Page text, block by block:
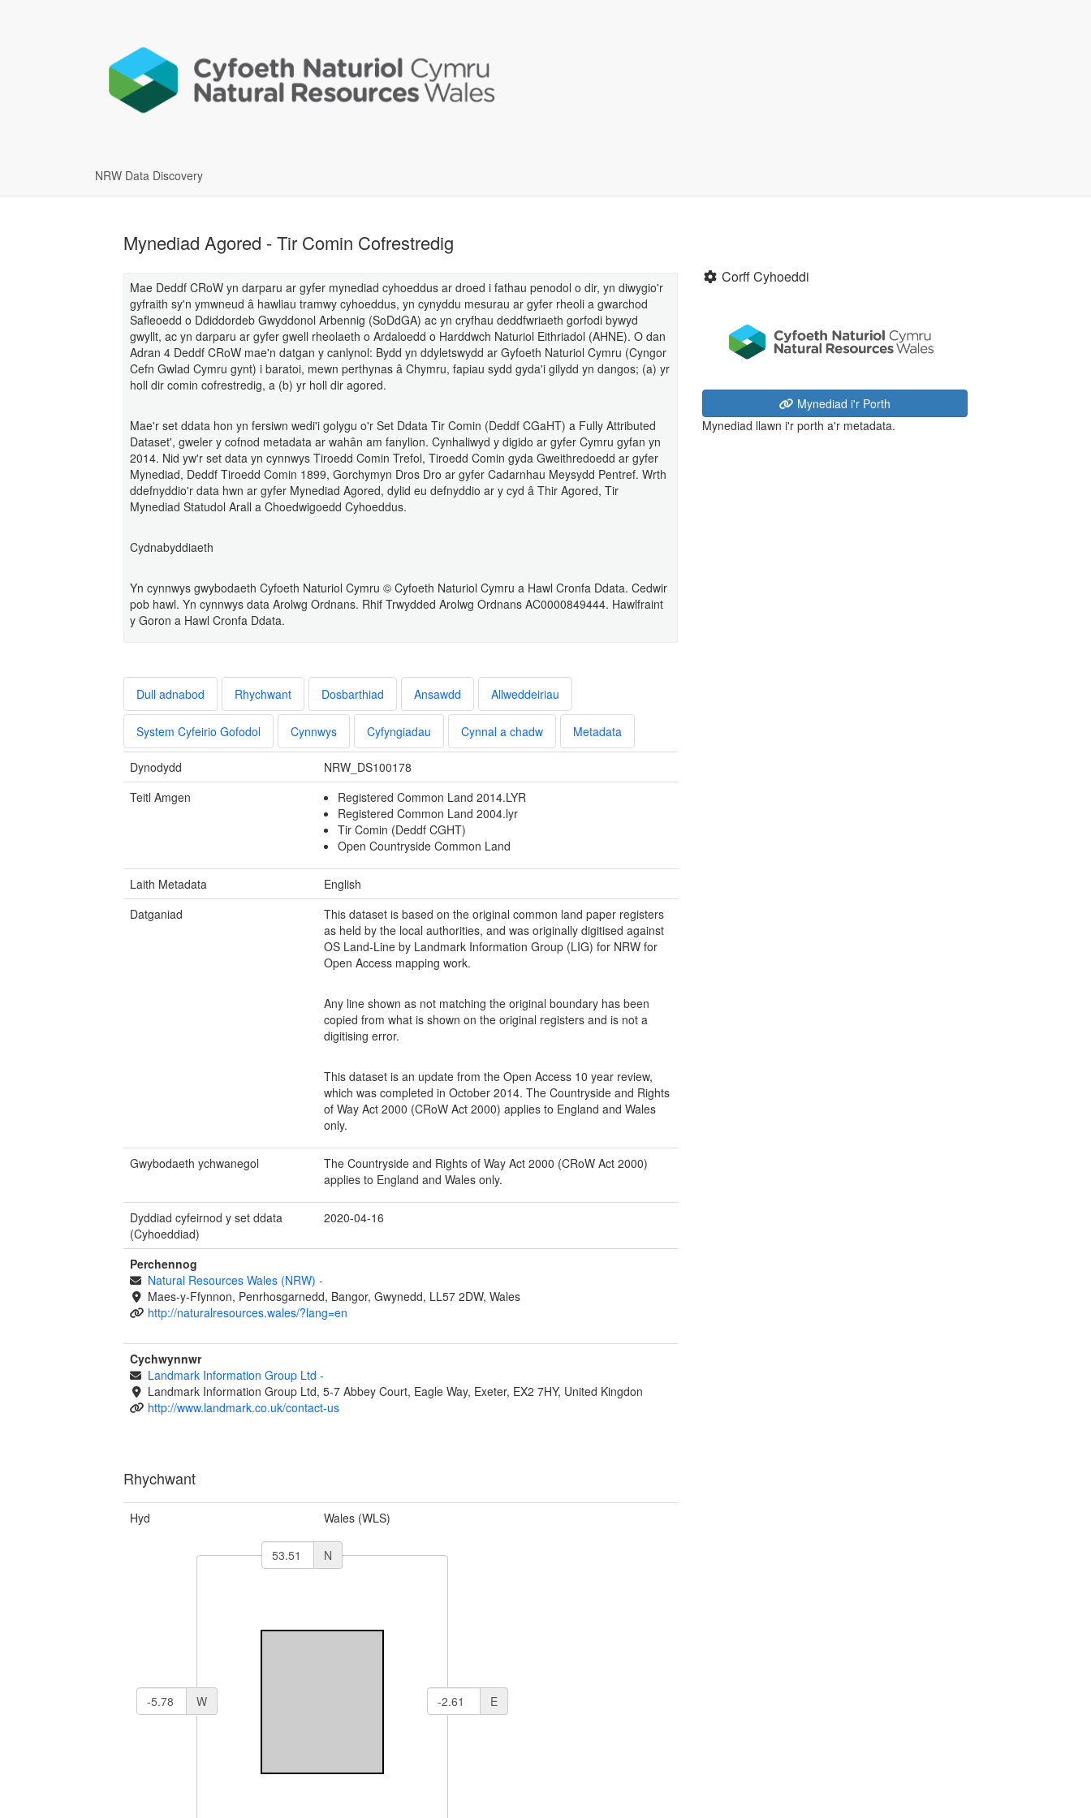
NRW Data Discovery
Mynediad Agored - Tir Comin Cofrestredig
Mae Deddf CRoW yn darparu ar gyfer mynediad cyhoeddus ar droed i fathau penodol o dir, yn diwygio'r
gyfraith sy'n ymwneud â hawliau tramwy cyhoeddus, yn cynyddu mesurau ar gyfer rheoli a gwarchod
Safleoedd o Ddiddordeb Gwyddonol Arbennig (SoDdGA) ac yn cryfhau deddfwriaeth gorfodi bywyd
gwyllt, ac yn darparu ar gyfer gwell rheolaeth o Ardaloedd o Harddwch Naturiol Eithriadol (AHNE). O dan
Adran 4 Deddf CRoW mae'n datgan y canlynol: Bydd yn ddyletswydd ar Gyfoeth Naturiol Cymru (Cyngor
Cefn Gwlad Cymru gynt) i baratoi, mewn perthynas â Chymru, fapiau sydd gyda'i gilydd yn dangos; (a) yr
holl dir comin cofrestredig, a (b) yr holl dir agored.
Mae'r set ddata hon yn fersiwn wedi'i golygu o'r Set Ddata Tir Comin (Deddf CGaHT) a Fully Attributed
Dataset', gweler y cofnod metadata ar wahân am fanylion. Cynhaliwyd y digido ar gyfer Cymru gyfan yn
2014. Nid yw'r set data yn cynnwys Tiroedd Comin Trefol, Tiroedd Comin gyda Gweithredoedd ar gyfer
Mynediad, Deddf Tiroedd Comin 1899, Gorchymyn Dros Dro ar gyfer Cadarnhau Meysydd Pentref. Wrth
ddefnyddio'r data hwn ar gyfer Mynediad Agored, dylid eu defnyddio ar y cyd â Thir Agored, Tir
Mynediad Statudol Arall a Choedwigoedd Cyhoeddus.
Cydnabyddiaeth
Yn cynnwys gwybodaeth Cyfoeth Naturiol Cymru © Cyfoeth Naturiol Cymru a Hawl Cronfa Ddata. Cedwir
pob hawl. Yn cynnwys data Arolwg Ordnans. Rhif Trwydded Arolwg Ordnans AC0000849444. Hawlfraint
y Goron a Hawl Cronfa Ddata.
Dull adnabod Rhychwant Dosbarthiad Ansawdd Allweddeiriau
System Cyfeirio Gofodol Cynnwys Cyfyngiadau Cynnal a chadw Metadata
Dynodydd
NRW_DS100178
Teitl Amgen
Registered Common Land 2014.LYR
Registered Common Land 2004.lyr
Tir Comin (Deddf CGHT)
Open Countryside Common Land
Laith Metadata
English
Datganiad
This dataset is based on the original common land paper registers
as held by the local authorities, and was originally digitised against
OS Land-Line by Landmark Information Group (LIG) for NRW for
Open Access mapping work.
Any line shown as not matching the original boundary has been
copied from what is shown on the original registers and is not a
digitising error.
This dataset is an update from the Open Access 10 year review,
which was completed in October 2014. The Countryside and Rights
of Way Act 2000 (CRoW Act 2000) applies to England and Wales
only.
Gwybodaeth ychwanegol
The Countryside and Rights of Way Act 2000 (CRoW Act 2000)
applies to England and Wales only.
Dyddiad cyfeirnod y set ddata
(Cyhoeddiad)
2020-04-16
Perchennog
Natural Resources Wales (NRW) -
Maes-y-Ffynnon, Penrhosgarnedd, Bangor, Gwynedd, LL57 2DW, Wales
http://naturalresources.wales/?lang=en
Cychwynnwr
Landmark Information Group Ltd -
Landmark Information Group Ltd, 5-7 Abbey Court, Eagle Way, Exeter, EX2 7HY, United Kingdon
http://www.landmark.co.uk/contact-us
Rhychwant
Hyd Wales (WLS)
N
W E
Corff Cyhoeddi
Mynediad i'r Porth
Mynediad llawn i'r porth a'r metadata.